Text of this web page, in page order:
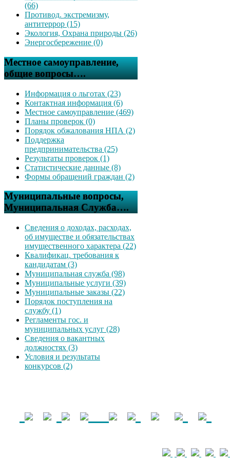
(66)
Противод. экстремизму,
антитеррор (15)
Экология, Охрана природы (26)
Энергосбережение (0)
Местное самоуправление,
общие вопросы….
Информация о льготах (23)
Контактная информация (6)
Местное самоуправление (469)
Планы проверок (0)
Порядок обжалования НПА (2)
Поддержка
предпринимательства (25)
Результаты проверок (1)
Статистические данные (8)
Формы обращений граждан (2)
Муниципальные вопросы,
Муниципальная Служба….
Сведения о доходах, расходах,
об имуществе и обязательствах
имущественного характера (22)
Квалификац. требования к
кандидатам (3)
Муниципальная служба (98)
Муниципальные услуги (39)
Муниципальные заказы (22)
Порядок поступления на
службу (1)
Регламенты гос. и
муниципальных услуг (28)
Сведения о вакантных
должностях (3)
Условия и результаты
конкурсов (2)